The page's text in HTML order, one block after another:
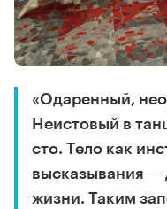
«Одаренный,
Неистовый в
сто. Тело как
высказывания —
жизни. Таким